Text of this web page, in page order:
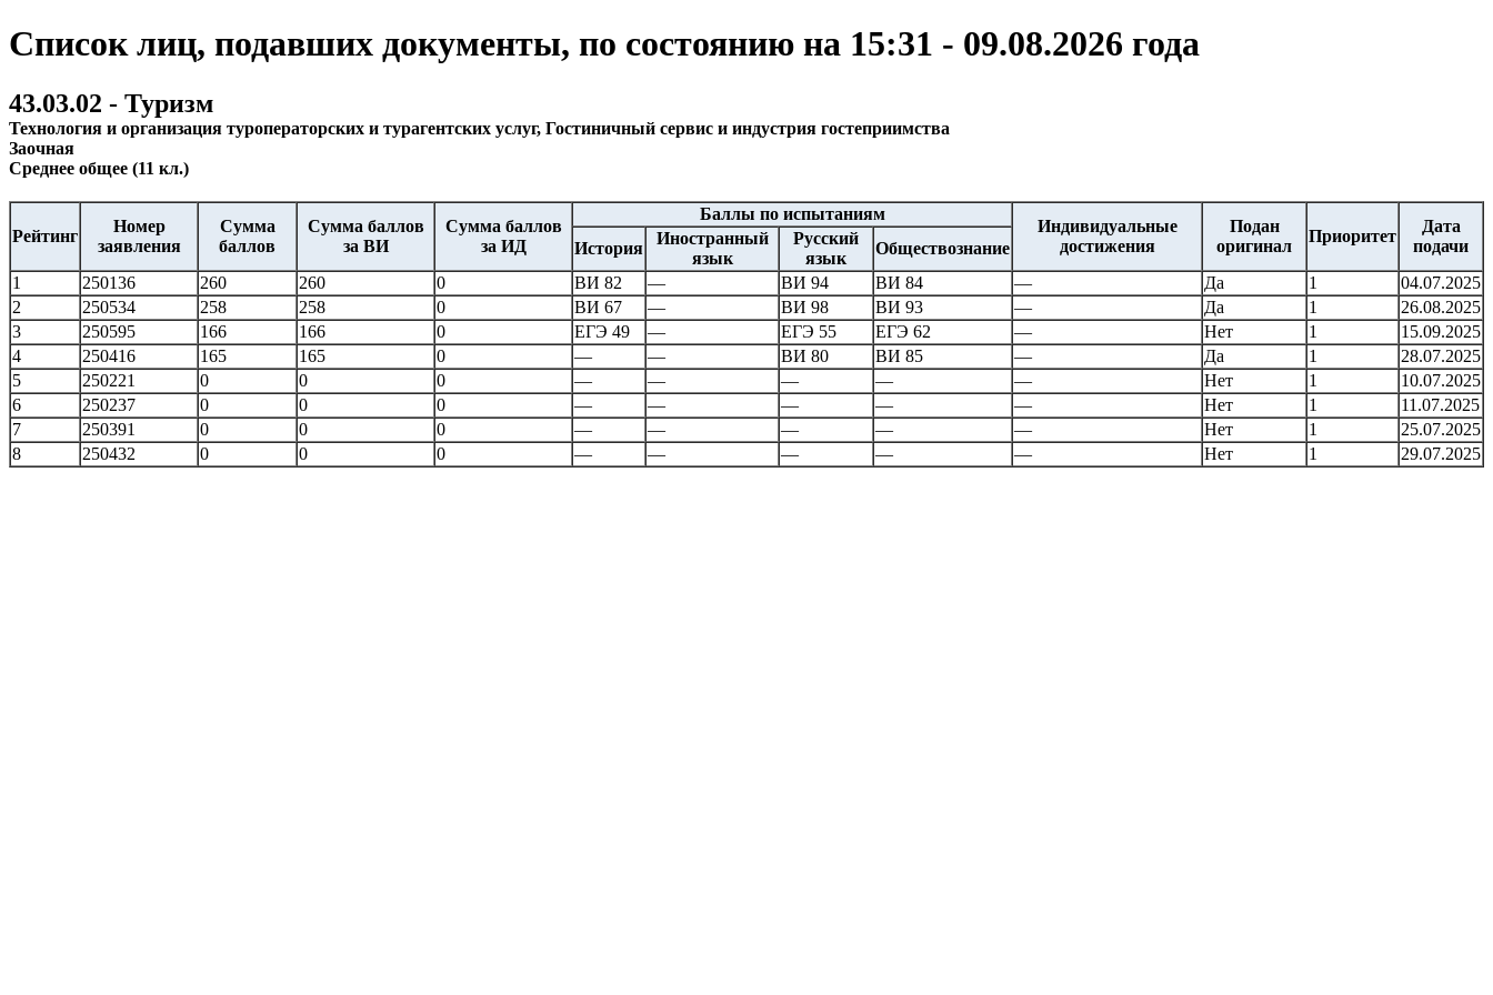
Список лиц, подавших документы, по состоянию на 15:31 - 09.08.2026 года
43.03.02 - Туризм
Технология и организация туроператорских и турагентских услуг, Гостиничный сервис и индустрия гостеприимства
Заочная
Среднее общее (11 кл.)
Рейтинг
Номер
заявления
Сумма
баллов
Сумма баллов
за ВИ
Сумма баллов
за ИД
Баллы по испытаниям
Индивидуальные
достижения
Подан
оригинал
Приоритет
Дата
подачи
История
Иностранный
язык
Русский
язык
Обществознание
1
250136 260 260 0 ВИ 82 — ВИ 94 ВИ 84 — Да 1
04.07.2025
2
250534 258 258 0 ВИ 67 — ВИ 98 ВИ 93 — Да 1
26.08.2025
3
250595 166 166 0 ЕГЭ 49 — ЕГЭ 55 ЕГЭ 62 — Нет 1
15.09.2025
4
250416 165 165 0 — — ВИ 80 ВИ 85 — Да 1
28.07.2025
5
250221 0 0 0 — — — — — Нет 1
10.07.2025
6
250237 0 0 0 — — — — — Нет 1
11.07.2025
7
250391 0 0 0 — — — — — Нет 1
25.07.2025
8
250432 0 0 0 — — — — — Нет 1 29.07.2025